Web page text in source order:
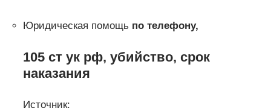
Юридическая помощь по телефону,
105 ст ук рф, убийство, срок
наказания
Источник: